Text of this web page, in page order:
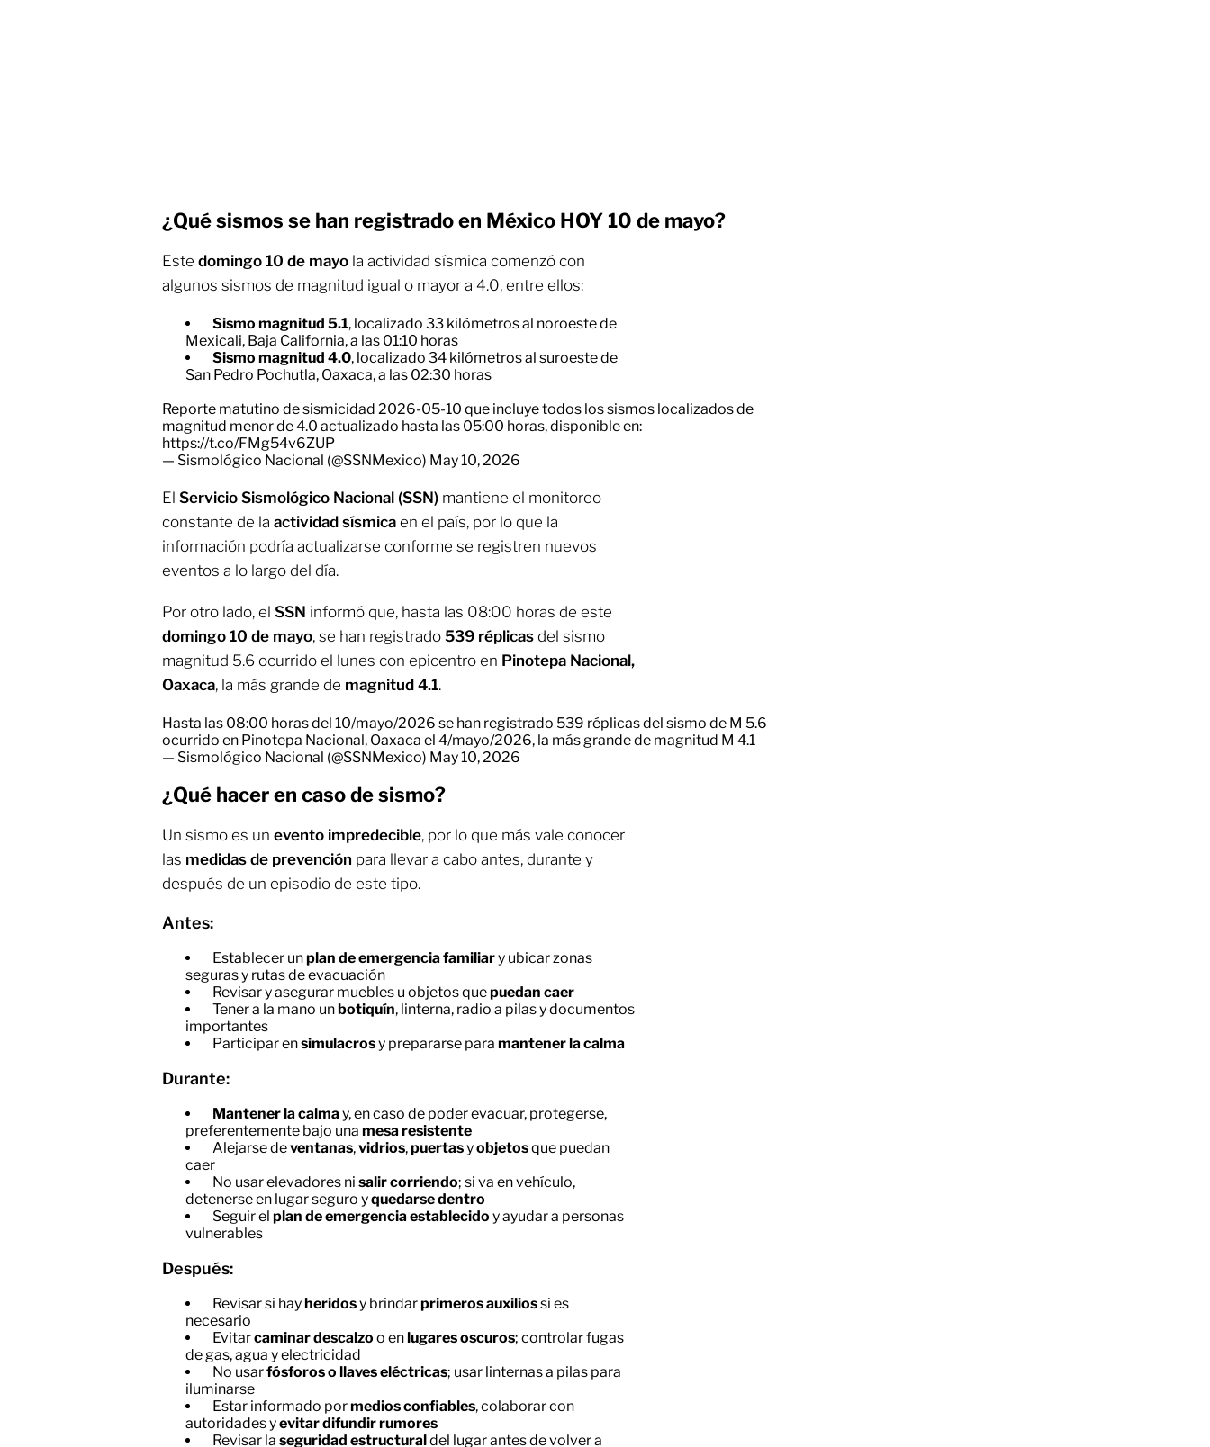
¿Qué sismos se han registrado en México HOY 10 de mayo?
Este domingo 10 de mayo la actividad sísmica comenzó con
algunos sismos de magnitud igual o mayor a 4.0, entre ellos:
Sismo magnitud 5.1, localizado 33 kilómetros al noroeste de
Mexicali, Baja California, a las 01:10 horas
Sismo magnitud 4.0, localizado 34 kilómetros al suroeste de
San Pedro Pochutla, Oaxaca, a las 02:30 horas
Reporte matutino de sismicidad 2026-05-10 que incluye todos los sismos localizados de
magnitud menor de 4.0 actualizado hasta las 05:00 horas, disponible en:
https://t.co/FMg54v6ZUP
— Sismológico Nacional (@SSNMexico) May 10, 2026
El Servicio Sismológico Nacional (SSN) mantiene el monitoreo
constante de la actividad sísmica en el país, por lo que la
información podría actualizarse conforme se registren nuevos
eventos a lo largo del día.
Por otro lado, el SSN informó que, hasta las 08:00 horas de este
domingo 10 de mayo, se han registrado 539 réplicas del sismo
magnitud 5.6 ocurrido el lunes con epicentro en Pinotepa Nacional,
Oaxaca, la más grande de magnitud 4.1.
Hasta las 08:00 horas del 10/mayo/2026 se han registrado 539 réplicas del sismo de M 5.6
ocurrido en Pinotepa Nacional, Oaxaca el 4/mayo/2026, la más grande de magnitud M 4.1
— Sismológico Nacional (@SSNMexico) May 10, 2026
¿Qué hacer en caso de sismo?
Un sismo es un evento impredecible, por lo que más vale conocer
las medidas de prevención para llevar a cabo antes, durante y
después de un episodio de este tipo.
Antes:
Establecer unplan de emergencia familiary ubicar zonas
seguras y rutas de evacuación
Revisar y asegurar muebles u objetos quepuedan caer
Tener a la mano unbotiquín, linterna, radio a pilas y documentos
importantes
Participar ensimulacrosy prepararse para mantener la calma
Durante:
Mantener la calmay, en caso de poder evacuar, protegerse,
preferentemente bajo una mesa resistente
Alejarse deventanas,vidrios,puertasyobjetosque puedan
caer
No usar elevadores ni salir corriendo; si va en vehículo,
detenerse en lugar seguro yquedarse dentro
Seguir el plan de emergencia establecido y ayudar a personas
vulnerables
Después:
Revisar si hayheridosy brindarprimeros auxiliossi es
necesario
Evitarcaminar descalzo o enlugares oscuros; controlar fugas
de gas, agua y electricidad
No usarfósforos o llaves eléctricas; usar linternas a pilas para
iluminarse
Estar informado pormedios confiables, colaborar con
autoridades yevitar difundir rumores
Revisar la seguridad estructuraldel lugar antes de volver a